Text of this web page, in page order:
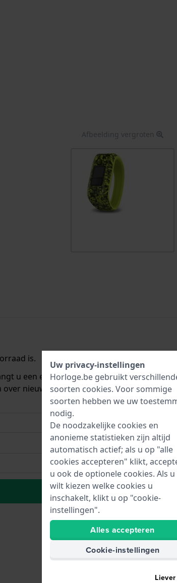
Afbeelding vergroten
is.
u een e-mail zodra we het weer op
nieuwe voorraad. Het wordt
Naar wenslijst
Uw privacy-instellingen
Horloge.be gebruikt
soorten cookies. Voor sommige
soorten hebben we uw
nodig.
De noodzakelijke cookies en
anonieme statistieken zijn altijd
automatisch actief; als u op "alle
cookies accepteren" klikt,
u ook de optionele cookies. Als
wilt kiezen welke cookies u
inschakelt, klikt u op "cookie-
instellingen".
Alles accepteren
Cookie-instellingen